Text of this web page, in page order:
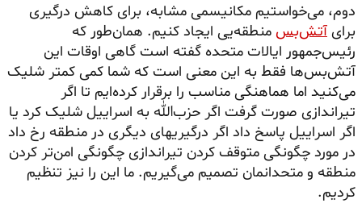
دوم، می‌خواستیم مکانیسمی مشابه، برای کاهش درگیری
برای آتش‌بس منطقه‌یی ایجاد کنیم. همان‌طور که
رئیس‌جمهور ایالات متحده گفته است گاهی اوقات این
آتش‌بس‌ها فقط به این معنی است که شما کمی کمتر شلیک
می‌کنید اما هماهنگی مناسب را برقرار کرده‌ایم تا اگر
تیراندازی صورت گرفت اگر حزب‌الله به اسراییل شلیک کرد یا
اگر اسراییل پاسخ داد اگر درگیریهای دیگری در منطقه رخ داد
در مورد چگونگی متوقف کردن تیراندازی چگونگی امن‌تر کردن
منطقه و متحدانمان تصمیم می‌گیریم. ما این را نیز تنظیم
کردیم.